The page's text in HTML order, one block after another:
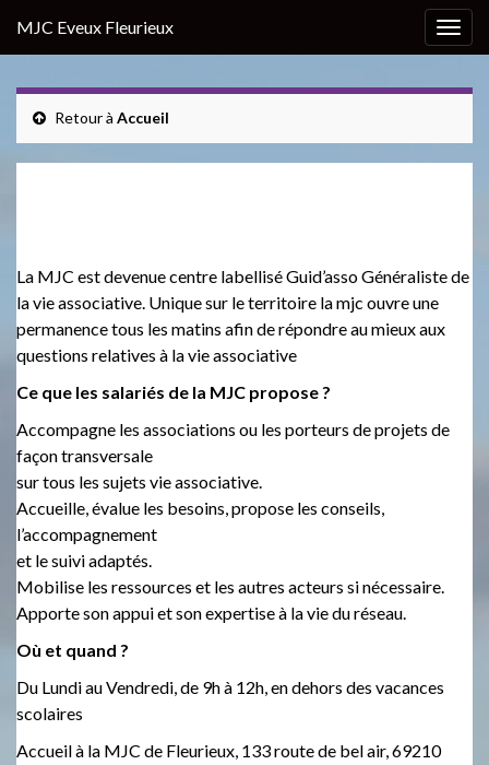
T
o
g
e
n
MJC Eveux Fleurieux
Retour à Accueil
La MJC est devenue centre labellisé Guid’asso Généraliste de
la vie associative. Unique sur le territoire la mjc ouvre une
permanence tous les matins afin de répondre au mieux aux
questions relatives à la vie associative
Ce que les salariés de la MJC propose ?
Accompagne les associations ou les porteurs de projets de
façon transversale
sur tous les sujets vie associative.
Accueille, évalue les besoins, propose les conseils,
l’accompagnement
et le suivi adaptés.
Mobilise les ressources et les autres acteurs si nécessaire.
Apporte son appui et son expertise à la vie du réseau.
Où et quand ?
Du Lundi au Vendredi, de 9h à 12h, en dehors des vacances
scolaires
Accueil à la MJC de Fleurieux, 133 route de bel air, 69210